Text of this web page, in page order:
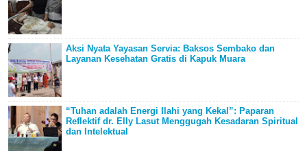
Aksi Nyata Yayasan Servia: Baksos Sembako dan
Layanan Kesehatan Gratis di Kapuk Muara
“Tuhan adalah Energi Ilahi yang Kekal”: Paparan
Reflektif dr. Elly Lasut Menggugah Kesadaran Spiritual
dan Intelektual